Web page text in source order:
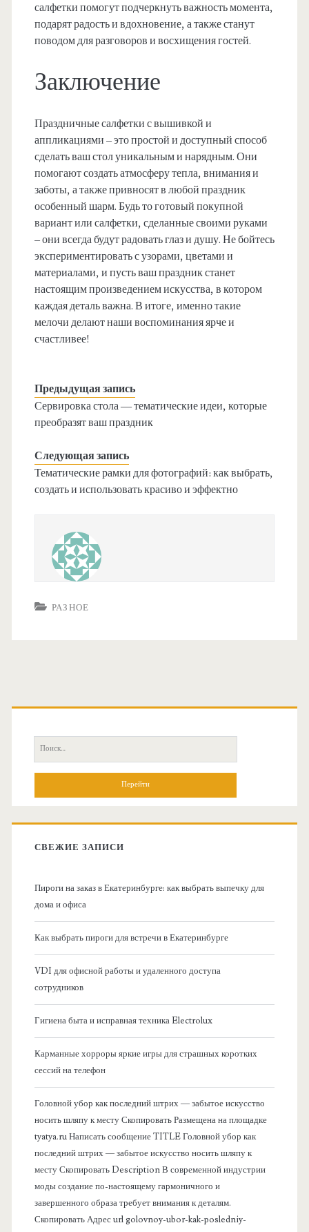
салфетки помогут подчеркнуть важность момента,
подарят радость и вдохновение, а также станут
поводом для разговоров и восхищения гостей.
Заключение
Праздничные салфетки с вышивкой и
аппликациями – это простой и доступный способ
сделать ваш стол уникальным и нарядным. Они
помогают создать атмосферу тепла, внимания и
заботы, а также привносят в любой праздник
особенный шарм. Будь то готовый покупной
вариант или салфетки, сделанные своими руками
– они всегда будут радовать глаз и душу. Не бойтесь
экспериментировать с узорами, цветами и
материалами, и пусть ваш праздник станет
настоящим произведением искусства, в котором
каждая деталь важна. В итоге, именно такие
мелочи делают наши воспоминания ярче и
счастливее!
Предыдущая запись
Сервировка стола — тематические идеи, которые
преобразят ваш праздник
Следующая запись
Тематические рамки для фотографий: как выбрать,
создать и использовать красиво и эффектно
РАЗНОЕ
О
П
о
:
СВЕЖИЕ ЗАПИСИ
Пироги на заказ в Екатеринбурге: как выбрать выпечку для
дома и офиса
Как выбрать пироги для встречи в Екатеринбурге
VDI для офисной работы и удаленного доступа
сотрудников
Гигиена быта и исправная техника Electrolux
Карманные хорроры яркие игры для страшных коротких
сессий на телефон
Головной убор как последний штрих — забытое искусство
носить шляпу к месту Скопировать Размещена на площадке
tyatya.ru Написать сообщение TITLE Головной убор как
последний штрих — забытое искусство носить шляпу к
месту Скопировать Description В современной индустрии
моды создание по-настоящему гармоничного и
завершенного образа требует внимания к деталям.
Скопировать Адрес url golovnoy-ubor-kak-posledniy-